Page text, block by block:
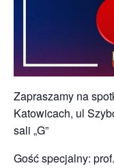
Zapraszamy na
Katowicach, ul
sali „G”
Gość specjalny: